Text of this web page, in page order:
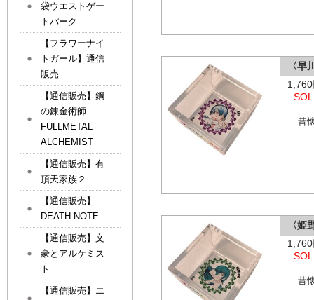
〈
昔
〈
昔
袋ウエストゲー
トパーク
【フラワーナイ
トガール】通信
販売
【通信販売】鋼
の錬金術師
FULLMETAL
ALCHEMIST
【通信販売】有
頂天家族２
【通信販売】
DEATH NOTE
【通信販売】文
豪とアルケミス
ト
【通信販売】エ